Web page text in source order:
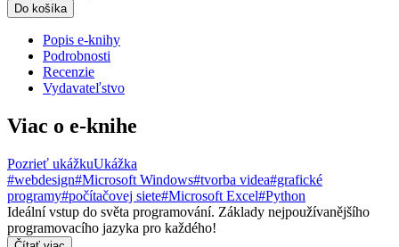
Do košíka
Popis e-knihy
Podrobnosti
Recenzie
Vydavateľstvo
Viac o e-knihe
Pozrieť ukážkuUkážka
#webdesign#Microsoft Windows#tvorba videa#grafické
programy#počítačovej siete#Microsoft Excel#Python
Ideální vstup do světa programování. Základy nejpoužívanějšího
programovacího jazyka pro každého!